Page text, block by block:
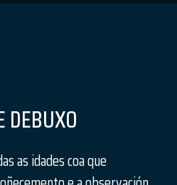
DEBUXO
as idades coa que